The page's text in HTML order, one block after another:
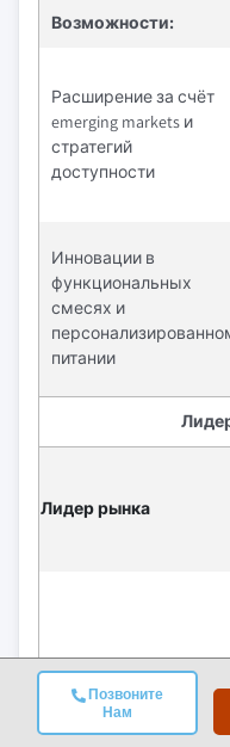
Позвоните
Нам
Возможности:
Расширение за счёт
emerging markets и
стратегий
доступности
Инновации в
функциональных
смесях и
питании
Лидер рынка
Крупнейшие игроки